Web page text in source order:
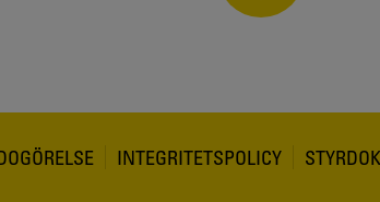
INTEGRITETSPOLICY